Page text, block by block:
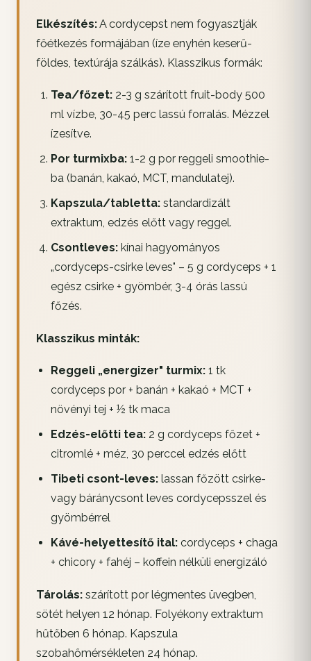
Elkészítés:A cordycepst nem fogyasztják
főétkezés formájában (íze enyhén keserű-
földes, textúrája szálkás). Klasszikus formák:
Tea/főzet:2-3 g szárított fruit-body 500
ml vízbe, 30-45 perc lassú forralás. Mézzel
ízesítve.
Por turmixba:1-2 g por reggeli smoothie-
ba (banán, kakaó, MCT, mandulatej).
Kapszula/tabletta:standardizált
extraktum, edzés előtt vagy reggel.
Csontleves:kínai hagyományos
„cordyceps-csirke leves" – 5 g cordyceps + 1
egész csirke + gyömbér, 3-4 órás lassú
főzés.
Klasszikus minták:
Reggeli „energizer" turmix:1 tk
cordyceps por + banán + kakaó + MCT +
növényi tej + ½ tk maca
Edzés-előtti tea:2 g cordyceps főzet +
citromlé + méz, 30 perccel edzés előtt
Tibeti csont-leves:lassan főzött csirke-
vagy báránycsont leves cordycepsszel és
gyömbérrel
Kávé-helyettesítő ital:cordyceps + chaga
+ chicory + fahéj – koffein nélküli energizáló
Tárolás: szárított por légmentes üvegben,
sötét helyen 12 hónap. Folyékony extraktum
hűtőben 6 hónap. Kapszula
szobahőmérsékleten 24 hónap.